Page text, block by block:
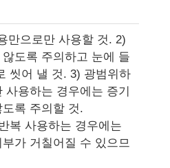
만으로만 사용할 것. 2)
도록 주의하고 눈에 들
씻어 낼 것. 3) 광범위하
사용하는 경우에는 증기
록 주의할 것.
복 사용하는 경우에는
가 거칠어질 수 있으므